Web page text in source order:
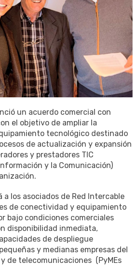
un acuerdo comercial con
el objetivo de ampliar la
tecnológico destinado
de actualización y expansión
y prestadores TIC
y la Comunicación)
a los asociados de Red Intercable
de conectividad y equipamiento
bajo condiciones comerciales
disponibilidad inmediata,
de despliegue
y medianas empresas del
de telecomunicaciones (PyMEs